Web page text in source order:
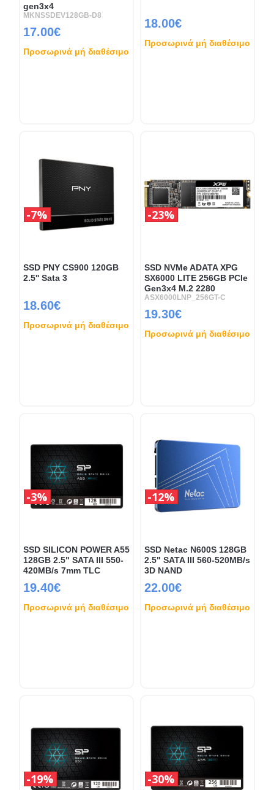
gen3x4
MKNSSDEV128GB-D8
17.00€
Προσωρινά μή διαθέσιμο
18.00€
Προσωρινά μή διαθέσιμο
SSD PNY CS900 120GB
2.5'' Sata 3
18.60€
7%
Προσωρινά μή διαθέσιμο
SSD NVMe ADATA XPG
SX6000 LITE 256GB PCIe
Gen3x4 M.2 2280
ASX6000LNP_256GT-C
19.30€
23%
Προσωρινά μή διαθέσιμο
SSD SILICON POWER A55
128GB 2.5" SATA III 550-
420MB/s 7mm TLC
19.40€
3%
Προσωρινά μή διαθέσιμο
SSD Netac N600S 128GB
2.5" SATA III 560-520MB/s
3D NAND
22.00€
12%
Προσωρινά μή διαθέσιμο
19% 30%